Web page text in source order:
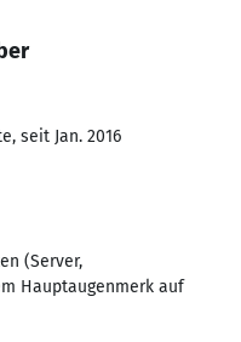
seit Jan. 2016
(Server,
Hauptaugenmerk auf